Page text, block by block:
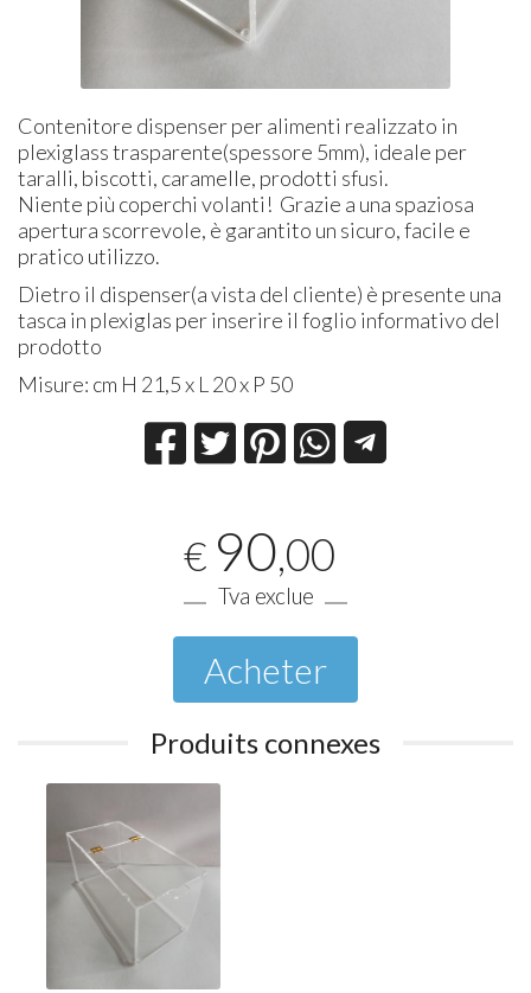
Contenitore dispenser per alimenti realizzato in
plexiglass trasparente(spessore 5mm), ideale per
taralli, biscotti, caramelle, prodotti sfusi.
Niente più coperchi volanti! Grazie a una spaziosa
apertura scorrevole, è garantito un sicuro, facile e
pratico utilizzo.
Dietro il dispenser(a vista del cliente) è presente una
tasca in plexiglas per inserire il foglio informativo del
prodotto
Misure: cm H 21,5 x L 20 x P 50
€ 90,00
Tva exclue
Acheter
Produits connexes